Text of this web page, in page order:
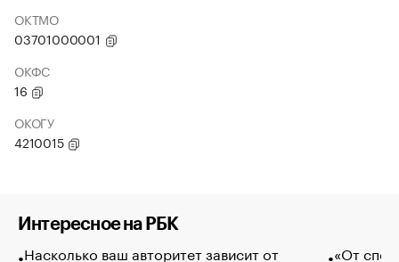
ОКТМО
03701000001
ОКФС
16
ОКОГУ
4210015
Интересное на РБК
Насколько ваш авторитет зависит от
«От